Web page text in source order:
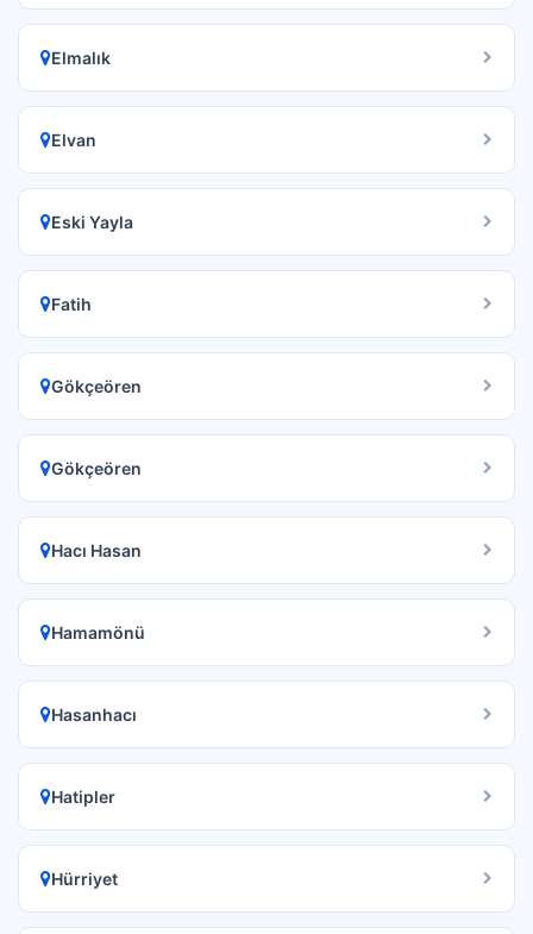
Elmalık
Elvan
Eski Yayla
Fatih
Gökçeören
Gökçeören
Hacı Hasan
Hamamönü
Hasanhacı
Hatipler
Hürriyet